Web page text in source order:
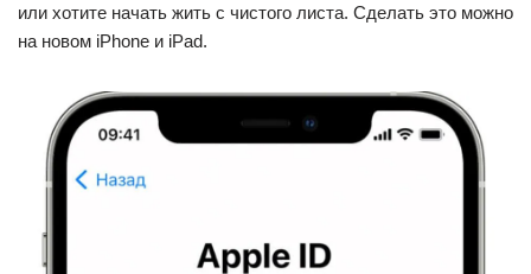
или хотите начать жить с чистого листа. Сделать это можно
на новом iPhone и iPad.